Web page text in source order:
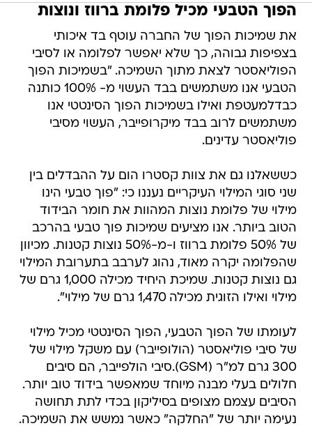
הפוך הטבעי מכיל פלומת ברווז ונוצות
את שמיכות הפוך של החברה עוטף בד איכותי
בצפיפות גבוהה, כך שלא יאפשר לפלומה או לסיבי
הפוליאסטר לצאת מתוך השמיכה. "בשמיכות הפוך
הטבעי אנו משתמשים בבד העשוי מ- 100% כותנה
כבדלמעטפת ואילו בשמיכות הפוך הסינטטי אנו
משתמשים לרוב בבד מיקרופייבר, העשוי מסיבי
פוליאסטר עדינים.
כששאלנו גם את צוות קסטרו הום על ההבדלים בין
שני סוגי המילוי העיקריים נעננו כי: "פוך טבעי הינו
מילוי של פלומת נוצות המהוות את חומר הבידוד
הטוב ביותר. אנו מציעים שמיכות פוך טבעי בהרכב
של 50% פלומת ברווז ו-מ-50% נוצות קטנות. מכיוון
שהפלומה יקרה מאוד, נהוג לערבב בתערובת המילוי
גם נוצות קטנות. שמיכת היחיד מכילה 1,000 גרם של
מילוי ואילו הזוגית מכילה 1,470 גרם של מילוי".
לעומתו של הפוך הטבעי, הפוך הסינטטי מכיל מילוי
של סיבי פוליאסטר (הולופייבר) עם משקל מילוי של
300 גרם למ"ר (GSM).סיבי הולפייבר, הם סיבים
חלולים בעלי מבנה מיוחד שמאפשר בידוד טוב יותר.
הסיבים עצמם מצופים בסיליקון בכדי לתת תחושה
נעימה יותר של "החלקה" כאשר נמשש את השמיכה.